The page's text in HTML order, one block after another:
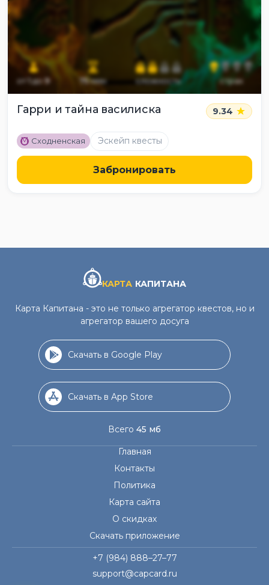
от до 9 75мин сложность страх
Гарри и тайна василиска 9.34
M Сходненская Эскейп квесты
Забронировать
КАРТА КАПИТАНА
Карта Капитана - это не только агрегатор квестов, но и
агрегатор вашего досуга
Скачать в Google Play
Скачать в App Store
Всего 45 мб
Главная
Контакты
Политика
Карта сайта
О скидках
Скачать приложение
+7 (984) 888–27–77
support@capcard.ru